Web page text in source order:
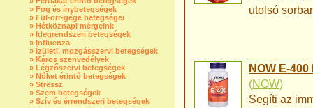
» Fog és ínybetegségek
» Fül-orr-gége betegségei
» Hétköznapi mérgeink
» Idegrendszeri betegségek
» Influenza
» Ízületi, mozgásszervi betegségek
» Káros szenvedélyek
» Légzőszervi betegségek
» Nőket érintő betegségek
» Stressz
» Szem betegségek
» Szív és érrendszeri betegségek
utolsó
NOW E-
(NOW)
Segíti az